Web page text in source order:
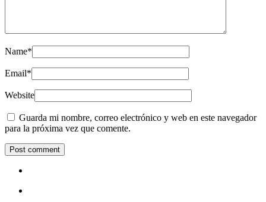
Name*
Email*
Website
Guarda mi nombre, correo electrónico y web en este navegador
para la próxima vez que comente.